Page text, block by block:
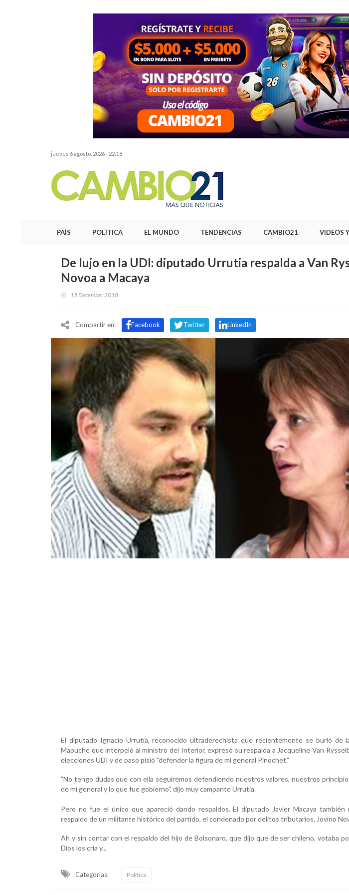
jueves 6 agosto, 2026 - 22:18
PAÍS POLÍTICA EL MUNDO TENDENCIAS CAMBIO21 VIDEOS
De lujo en la UDI: diputado Urrutia respalda a Van
Novoa a Macaya
15 December 2018
Compartir en: Facebook Twitter LinkedIn
El diputado Ignacio Urrutia, reconocido ultraderechista que recientemente se burló de
Mapuche que interpeló al ministro del Interior, expresó su respalda a Jacqueline Van
elecciones UDI y de paso pisió "defender la figura de mi general Pinochet."
"No tengo dudas que con ella seguiremos defendiendo nuestros valores, nuestros
de mi general y lo que fue gobierno", dijo muy campante Urrutia.
Pero no fue el único que apareció dando respaldos. El diputado Javier Macaya también
respaldo de un militante histórico del partido, el condenado por delitos tributarios, Jovino
Ah y sin contar con el respaldo del hijo de Bolsonaro, que dijo que de ser chileno, votaba
Dios los cría y...
Categorias: Política